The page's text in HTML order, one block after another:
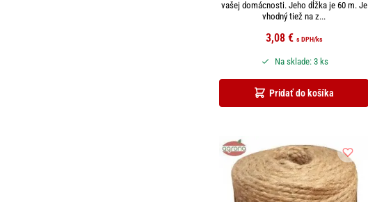
vašej domácnosti. Jeho dĺžka je 60 m. Je
vhodný tiež na z...
3,08 € s DPH/ks
Pridať do košíka
Na sklade: 3 ks